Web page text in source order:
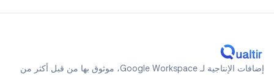
إضافات الإنتاجية لـ Google Workspace، موثوق بها من قبل أكثر من